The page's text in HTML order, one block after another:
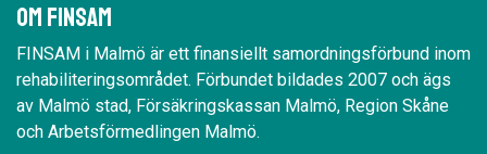
Om Finsam
FINSAM i Malmö är ett finansiellt samordningsförbund inom
rehabiliteringsområdet. Förbundet bildades 2007 och ägs
av Malmö stad, Försäkringskassan Malmö, Region Skåne
och Arbetsförmedlingen Malmö.